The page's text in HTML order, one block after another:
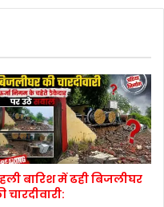
बारिश में ढही बिजलीघर
चारदीवारी: